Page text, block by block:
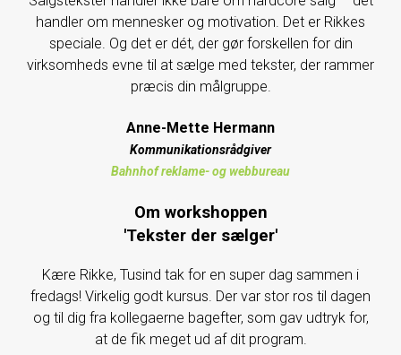
handler om mennesker og motivation. Det er Rikkes
speciale. Og det er dét, der gør forskellen for din
virksomheds evne til at sælge med tekster, der rammer
præcis din målgruppe.
Anne-Mette Hermann
Kommunikationsrådgiver
Bahnhof reklame- og webbureau
Om workshoppen
'Tekster der sælger'
Kære Rikke, Tusind tak for en super dag sammen i
fredags! Virkelig godt kursus. Der var stor ros til dagen
og til dig fra kollegaerne bagefter, som gav udtryk for,
at de fik meget ud af dit program.